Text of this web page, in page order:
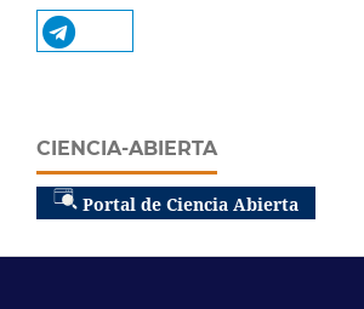
CIENCIA-ABIERTA
Portal de Ciencia Abierta